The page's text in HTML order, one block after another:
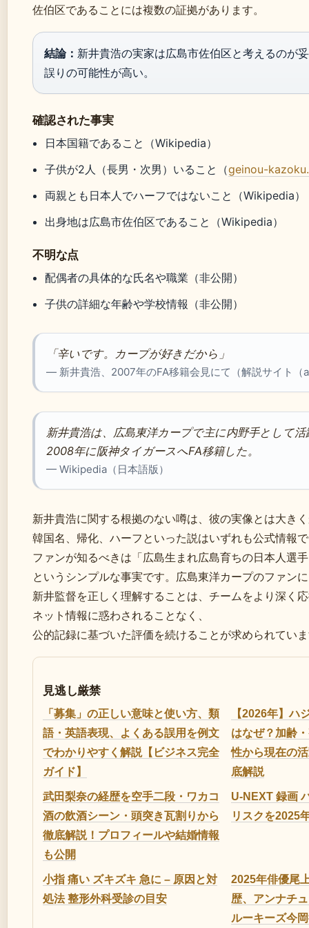
佐伯区であることには複数の証拠があります。
結論： 新井貴浩の実家は広島市佐伯区と考えるのが
誤りの可能性が高い。
確認された事実
日本国籍であること（Wikipedia）
子供が2人（長男・次男）いること（geinou-
両親とも日本人でハーフではないこと（Wikipedia）
出身地は広島市佐伯区であること（Wikipedia）
不明な点
配偶者の具体的な氏名や職業（非公開）
子供の詳細な年齢や学校情報（非公開）
「辛いです。カープが好きだから」
— 新井貴浩、2007年のFA移籍会見にて（解説サイト
新井貴浩は、広島東洋カープで主に内野手として活
2008年に阪神タイガースへFA移籍した。
— Wikipedia（日本語版）
新井貴浩に関する根拠のない噂は、彼の実像とは大き
韓国名、帰化、ハーフといった説はいずれも公式情報
ファンが知るべきは「広島生まれ広島育ちの日本人選
というシンプルな事実です。広島東洋カープのファン
新井監督を正しく理解することは、チームをより深く
ネット情報に惑わされることなく、
公的記録に基づいた評価を続けることが求められてい
見逃し厳禁
「募集」の正しい意味と使い方、類
語・英語表現、よくある誤用を例文
でわかりやすく解説【ビジネス完全
ガイド】
【2026年】ハ
はなぜ？加齢
性から現在の
底解説
武田梨奈の経歴を空手二段・ワカコ
酒の飲酒シーン・頭突き瓦割りから
徹底解説！プロフィールや結婚情報
も公開
U-NEXT 録画
リスクを2025
小指 痛い ズキズキ 急に – 原因と対
処法 整形外科受診の目安
2025年俳優尾
歴、アンナチ
ルーキーズ今